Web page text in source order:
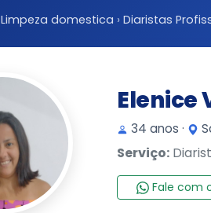
Limpeza domestica › Diaristas
Elenice
34 anos ·
Serviço:
Fale com